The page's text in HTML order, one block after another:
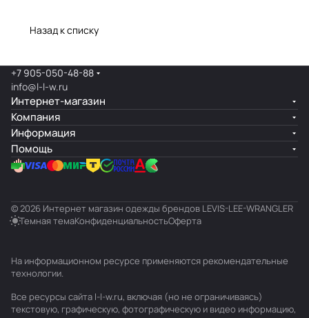
Назад к списку
+7 905-050-48-88
info@l-l-w.ru
Интернет-магазин
Компания
Информация
Помощь
© 2026 Интернет магазин одежды брендов LEVIS-LEE-WRANGLER
Темная темаКонфиденциальностьОферта
На информационном ресурсе применяются рекомендательные
технологии.
Все ресурсы сайта l-l-w.ru, включая (но не ограничиваясь)
текстовую, графическую, фотографическую и видео информацию,